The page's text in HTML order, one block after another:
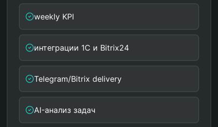
weekly KPI
интеграции 1С и Bitrix24
Telegram/Bitrix delivery
AI-анализ задач